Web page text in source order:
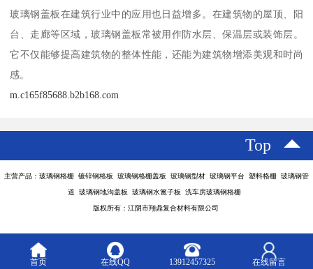
玻璃钢盖板在建筑行业中的应用也日益增多。在建筑物的屋顶、阳
台、走廊等区域，玻璃钢盖板常被用作防水层、保温层或装饰层。
它不仅能够提高建筑物的整体性能，还能为建筑物增添美观和时尚
感。
m.c165f85688.b2b168.com
Top
主营产品：玻璃钢格栅 镀锌钢格板 玻璃钢格栅盖板 玻璃钢型材 玻璃钢平台 塑料格栅 玻璃钢管
道 玻璃钢地沟盖板 玻璃钢水篦子板 洗车房玻璃钢格栅
版权所有：江阴市翔鼎复合材料有限公司
首页 在线QQ 13912457325 在线留言